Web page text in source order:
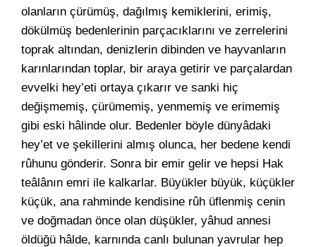
olanların çürümüş, dağılmış kemiklerini, erimiş,
dökülmüş bedenlerinin parçacıklarını ve zerrelerini
toprak altından, denizlerin dibinden ve hayvanların
karınlarından toplar, bir araya getirir ve parçalardan
evvelki hey’eti ortaya çıkarır ve sanki hiç
değişmemiş, çürümemiş, yenmemiş ve erimemiş
gibi eski hâlinde olur. Bedenler böyle dünyâdaki
hey’et ve şekillerini almış olunca, her bedene kendi
rûhunu gönderir. Sonra bir emir gelir ve hepsi Hak
teâlânın emri ile kalkarlar. Büyükler büyük, küçükler
küçük, ana rahminde kendisine rûh üflenmiş cenin
ve doğmadan önce olan düşükler, yâhud annesi
öldüğü hâlde, karnında canlı bulunan yavrular hep